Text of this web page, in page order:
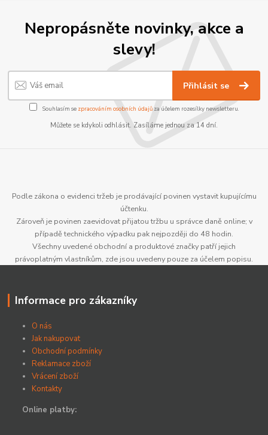
Nepropásněte novinky, akce a
slevy!
Přihlásit se
Souhlasím se zpracováním osobních údajůza účelem rozesílky newsletteru.
Můžete se kdykoli odhlásit. Zasíláme jednou za 14 dní.
Podle zákona o evidenci tržeb je prodávající povinen vystavit kupujícímu
účtenku.
Zároveň je povinen zaevidovat přijatou tržbu u správce daně online; v
případě technického výpadku pak nejpozději do 48 hodin.
Všechny uvedené obchodní a produktové značky patří jejich
právoplatným vlastníkům, zde jsou uvedeny pouze za účelem popisu.
Informace pro zákazníky
O nás
Jak nakupovat
Obchodní podmínky
Reklamace zboží
Vrácení zboží
Kontakty
Online platby: